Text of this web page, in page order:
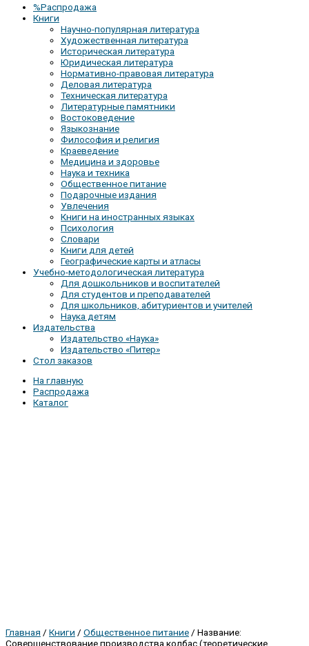
%Распродажа
Книги
Научно-популярная литература
Художественная литература
Историческая литература
Юридическая литература
Нормативно-правовая литература
Деловая литература
Техническая литература
Литературные памятники
Востоковедение
Языкознание
Философия и религия
Краеведение
Медицина и здоровье
Наука и техника
Общественное питание
Подарочные издания
Увлечения
Книги на иностранных языках
Психология
Словари
Книги для детей
Географические карты и атласы
Учебно-методологическая литература
Для дошкольников и воспитателей
Для студентов и преподавателей
Для школьников, абитуриентов и учителей
Наука детям
Издательства
Издательство «Наука»
Издательство «Питер»
Стол заказов
На главную
Распродажа
Каталог
Главная / Книги / Общественное питание / Название:
Совершенствование производства колбас (теоретические